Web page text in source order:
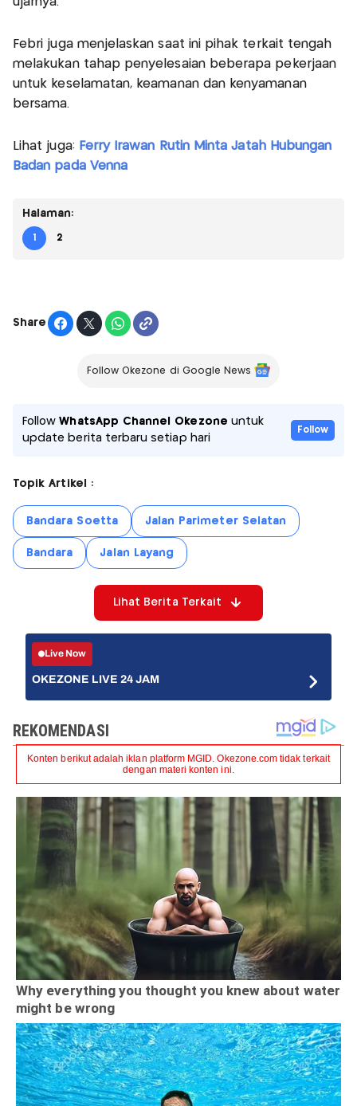
Febri juga menjelaskan saat ini pihak terkait tengah
melakukan tahap penyelesaian beberapa pekerjaan
untuk keselamatan, keamanan dan kenyamanan
bersama.
Lihat juga: Ferry Irawan Rutin Minta Jatah Hubungan
Badan pada Venna
Halaman:
1 2
Share
Follow Okezone di Google News
FollowWhatsApp Channel Okezone untuk
update berita terbaru setiap hari
Follow
Topik Artikel :
Bandara Soetta Jalan Parimeter Selatan
Bandara Jalan Layang
Lihat Berita Terkait
Live Now
OKEZONE LIVE 24 JAM